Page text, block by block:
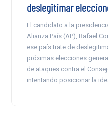
deslegitimar
El candidato a la
Alianza País (AP), Rafael
ese país trate de
próximas elecciones
de ataques contra el
intentando posicionar la